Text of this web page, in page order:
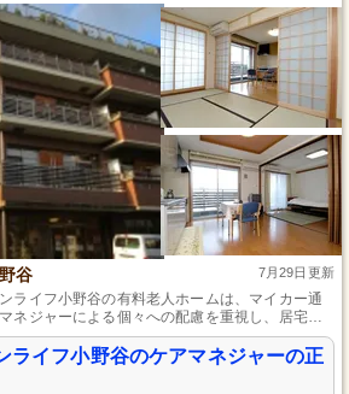
谷 7月29日更新
ライフ小野谷の有料老人ホームは、マイカー通
ネジャーによる個々への配慮を重視し、居宅介
サービスも提供し地域の豊かな生活を支えてい
ライフ小野谷のケアマネジャーの正